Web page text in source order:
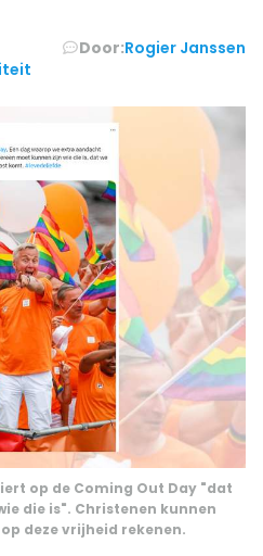
Door:Rogier Janssen
op de Coming Out Day "dat
die is". Christenen kunnen
deze vrijheid rekenen.